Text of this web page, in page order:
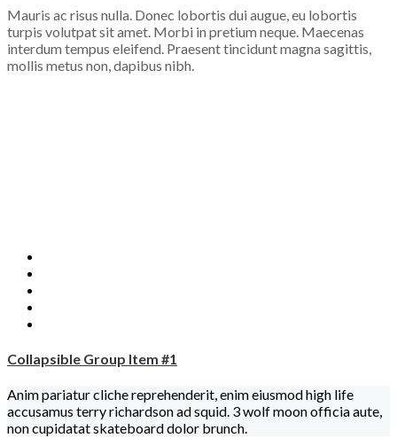
Mauris ac risus nulla. Donec lobortis dui augue, eu lobortis
turpis volutpat sit amet. Morbi in pretium neque. Maecenas
interdum tempus eleifend. Praesent tincidunt magna sagittis,
mollis metus non, dapibus nibh.
Collapsible Group Item #1
Anim pariatur cliche reprehenderit, enim eiusmod high life
accusamus terry richardson ad squid. 3 wolf moon officia aute,
non cupidatat skateboard dolor brunch.